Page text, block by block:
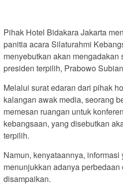
Pihak Hotel Bidakara Jakarta
panitia acara Silaturahmi
menyebutkan akan mengadakan
presiden terpilih, Prabowo
Melalui surat edaran dari pihak
kalangan awak media, seorang
memesan ruangan untuk
kebangsaan, yang disebutkan
terpilih.
Namun, kenyataannya,
menunjukkan adanya
disampaikan.